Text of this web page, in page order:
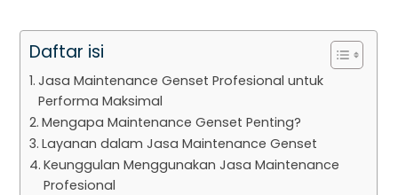
Daftar isi
Jasa Maintenance Genset Profesional untuk
Performa Maksimal
Mengapa Maintenance Genset Penting?
Layanan dalam Jasa Maintenance Genset
Keunggulan Menggunakan Jasa Maintenance
Profesional